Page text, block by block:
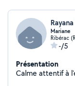
Mariane
Ribérac
-/5
Présentation
Calme attentif à